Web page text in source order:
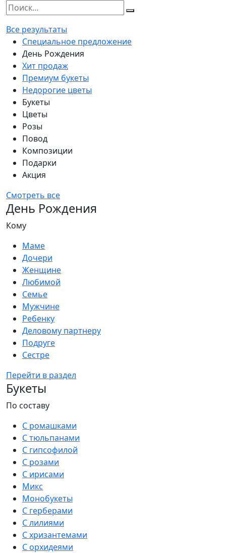
Все результаты
Специальное предложение
День Рождения
Хит продаж
Премиум букеты
Недорогие цветы
Букеты
Цветы
Розы
Повод
Композиции
Подарки
Акция
Смотреть все
День Рождения
Кому
Маме
Дочери
Женщине
Любимой
Семье
Мужчине
Ребенку
Деловому партнеру
Подруге
Сестре
Перейти в раздел
Букеты
По составу
С ромашками
С тюльпанами
С гипсофилой
С розами
С ирисами
Микс
Монобукеты
С герберами
С лилиями
С хризантемами
С орхидеями